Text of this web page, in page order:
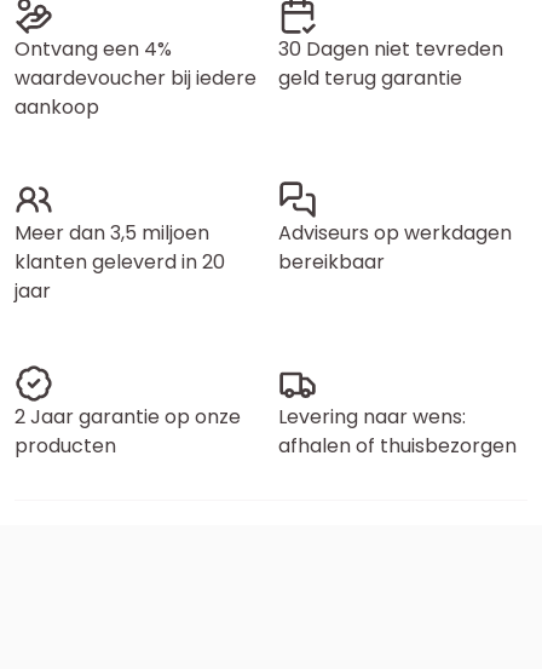
Ontvang een 4%
waardevoucher bij iedere
aankoop
30 Dagen niet tevreden
geld terug garantie
Meer dan 3,5 miljoen
klanten geleverd in 20
jaar
Adviseurs op werkdagen
bereikbaar
2 Jaar garantie op onze
producten
Levering naar wens:
afhalen of thuisbezorgen